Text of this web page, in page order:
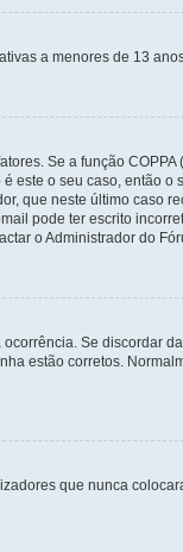
a menores de 13
Se a função
este o seu caso, então o
que neste último caso
pode ter escrito
o Administrador do
Se discordar
estão corretos.
que nunca